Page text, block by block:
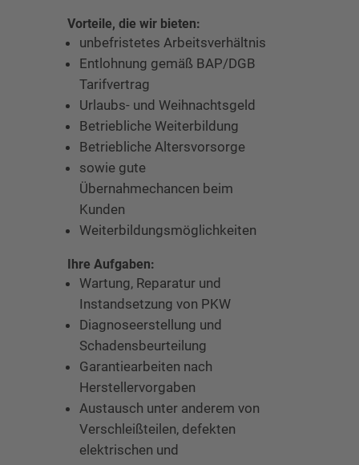
Vorteile, die wir bieten:
unbefristetes Arbeitsverhältnis
Entlohnung gemäß BAP/DGB
Tarifvertrag
Urlaubs- und Weihnachtsgeld
Betriebliche Weiterbildung
Betriebliche Altersvorsorge
sowie gute
Übernahmechancen beim
Kunden
Weiterbildungsmöglichkeiten
Ihre Aufgaben:
Wartung, Reparatur und
Instandsetzung von PKW
Diagnoseerstellung und
Schadensbeurteilung
Garantiearbeiten nach
Herstellervorgaben
Austausch unter anderem von
Verschleißteilen, defekten
elektrischen und